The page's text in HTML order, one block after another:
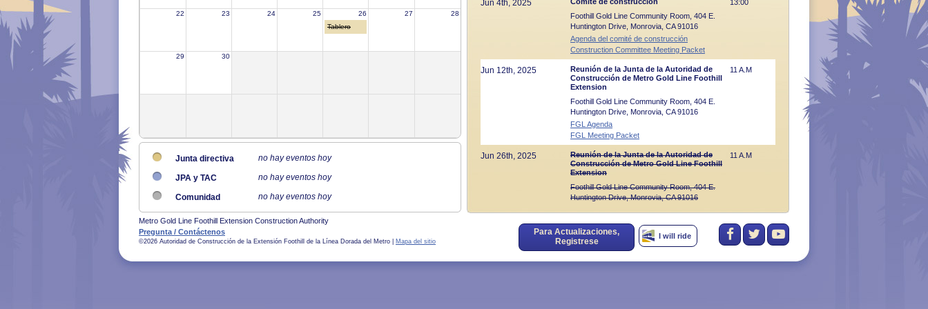
22 23 24 25 26 27
28
Tablero
29 30
Jun 4th, 2025
Foothill Gold Line Community Room, 404 E.
Huntington Drive, Monrovia, CA 91016
Agenda del comité de construcción
Construction Committee Meeting Packet
13:00
Jun 12th, 2025
Reunión de la Junta de la Autoridad de
Construcción de Metro Gold Line Foothill
Extension
Foothill Gold Line Community Room, 404 E.
Huntington Drive, Monrovia, CA 91016
FGL Agenda
FGL Meeting Packet
11 A.M
Jun 26th, 2025
Reunión de la Junta de la Autoridad de
Construcción de Metro Gold Line Foothill
Extension
Foothill Gold Line Community Room, 404 E.
Huntington Drive, Monrovia, CA 91016
11 A.M
JPA y TAC / Agendas
Junta directiva no hay eventos hoy
JPA y TAC no hay eventos hoy
Comunidad no hay eventos hoy
Metro Gold Line Foothill Extension Construction Authority
Pregunta / Contáctenos
©2026 Autoridad de Construcción de la Extensión Foothill de la Línea Dorada del Metro | Mapa del sitio
Para Actualizaciones,
Registrese
I will ride